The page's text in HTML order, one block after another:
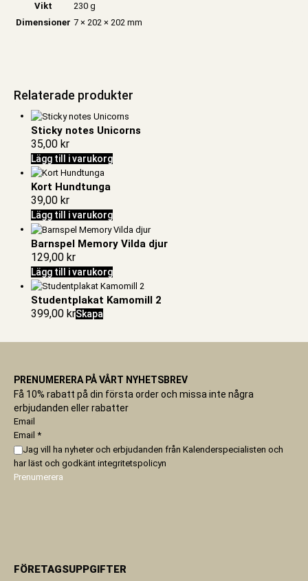
Vikt
230 g
Dimensioner 7 × 202 × 202 mm
Relaterade produkter
Sticky notes Unicorns
35,00 kr
Lägg till i varukorg
Kort Hundtunga
39,00 kr
Lägg till i varukorg
Barnspel Memory Vilda djur
129,00 kr
Lägg till i varukorg
Studentplakat Kamomill 2
399,00 krSkapa
PRENUMERERA PÅ VÅRT NYHETSBREV
Få 10% rabatt på din första order och missa inte några
erbjudanden eller rabatter
Email
Email *
Jag vill ha nyheter och erbjudanden från Kalenderspecialisten och
har läst och godkänt integritetspolicyn
Prenumerera
FÖRETAGSUPPGIFTER